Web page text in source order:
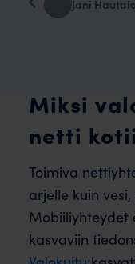
joni tähti
Miksi
netti
Toimiva
arjelle kuin
Mobiiliyhteydet
kasvaviin